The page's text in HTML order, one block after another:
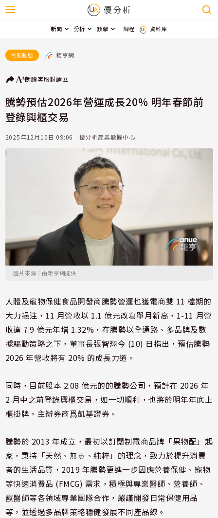
新聞 分析 教學 課程 資料庫
台股動態 鉅亨網
朗讀客服討論區
騰勢預估2026年營運成長20% 明年春節前
登錄興櫃交易
2025年12月10日 09:06 - 優分析產業數據中心
圖片來源：由鉅亨網提供
人體及寵物保健食品開發商騰勢營運也獲電商雙 11 檔期的
大力挹注，11 月營收以 1.1 億元改寫單月新高，1-11 月營
收達 7.9 億元年增 1.32%，在騰勢以全通路、多品牌及數
據驅動策略之下，董事長張智翔今 (10) 日指出，預估騰勢
2026 年營收將有 20% 的成長力道。
同時，目前股本 2.08 億元的的騰勢公司，預計在 2026 年
2 月中之前登錄興櫃交易，如一切順利，也將於明年年底上
櫃掛牌，主辦券商爲凱基證券。
騰勢於 2013 年成立，最初以訂閱制電商品牌「果物配」起
家，秉持「天然、無毒、純粹」的理念，致力於提升消費
者的生活品質，2019 年騰勢更進一步因應營養保健、寵物
等快速消費品 (FMCG) 需求，積極與專業醫師、營養師、
獸醫師等各領域專業團隊合作，嚴謹開發日常保健用品
等，並透過多品牌策略穩健發展不同產品線。